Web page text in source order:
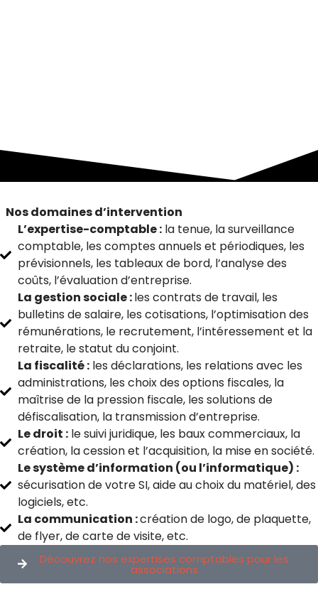
Nos domaines d’intervention
L’expertise-comptable : la tenue, la surveillance
comptable, les comptes annuels et périodiques, les
prévisionnels, les tableaux de bord, l’analyse des
coûts, l’évaluation d’entreprise.
La gestion sociale :les contrats de travail, les
bulletins de salaire, les cotisations, l’optimisation des
rémunérations, le recrutement, l’intéressement et la
retraite, le statut du conjoint.
La fiscalité : les déclarations, les relations avec les
administrations, les choix des options fiscales, la
maîtrise de la pression fiscale, les solutions de
défiscalisation, la transmission d’entreprise.
Le droit : le suivi juridique, les baux commerciaux, la
création, la cession et l’acquisition, la mise en société.
Le système d’information (ou l’informatique) :
sécurisation de votre SI, aide au choix du matériel, des
logiciels, etc.
La communication :création de logo, de plaquette,
de flyer, de carte de visite, etc.
Découvrez nos expertises comptables pour les
associations